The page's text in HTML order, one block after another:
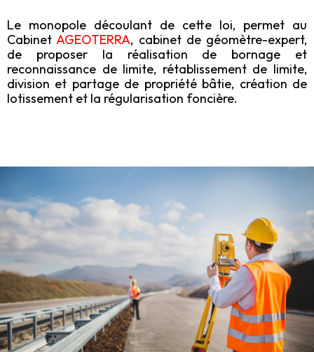
Le monopole découlant de cette loi, permet au
CabinetAGEOTERRA, cabinet de géomètre-expert,
de proposer la réalisation de bornage et
reconnaissance de limite, rétablissement de limite,
division et partage de propriété bâtie, création de
lotissement et la régularisation foncière.